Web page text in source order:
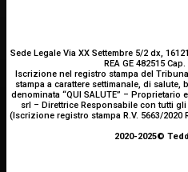
Sede Legale Via XX Settembre 5/2 dx,
REA GE 482515
Iscrizione nel registro stampa del
stampa a carattere settimanale, di
denominata “QUI SALUTE” –
srl – Direttrice Responsabile con tutti
(Iscrizione registro stampa R.V. 5663/2020
2020-2025©